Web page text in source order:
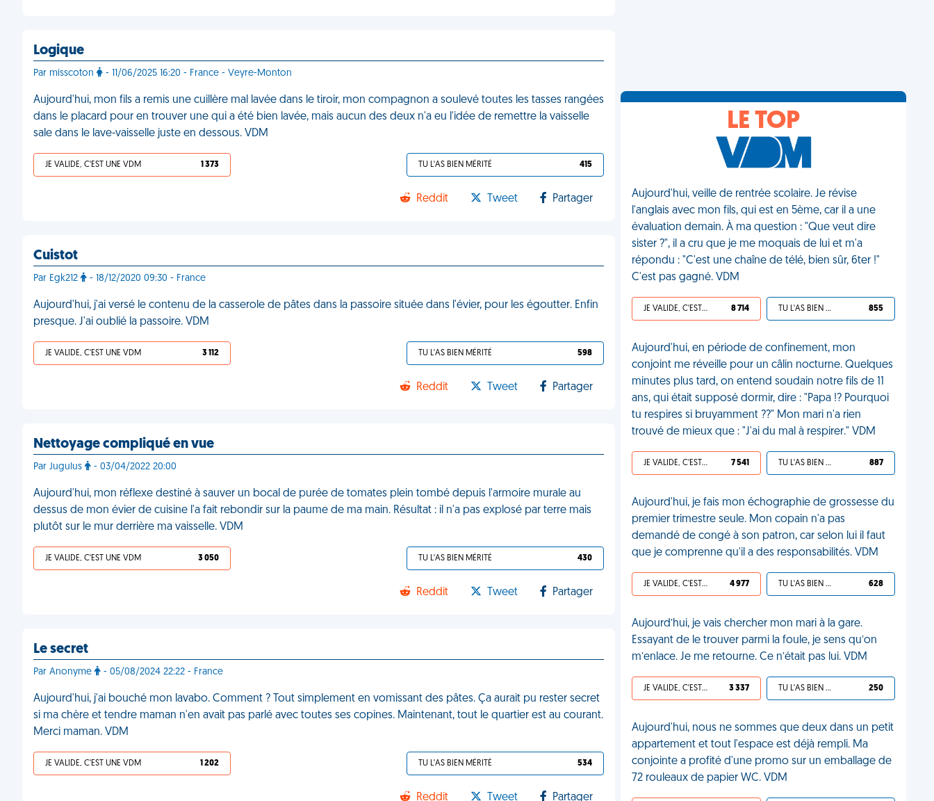
Logique
Par misscoton - 11/06/2025 16:20 - France - Veyre-Monton
Aujourd'hui, mon fils a remis une cuillère mal lavée dans le tiroir, mon compagnon a soulevé toutes les tasses rangées
dans le placard pour en trouver une qui a été bien lavée, mais aucun des deux n'a eu l'idée de remettre la vaisselle
sale dans le lave-vaisselle juste en dessous. VDM
JE VALIDE, C'EST UNE VDM 1 373 TU L'AS BIEN MÉRITÉ 415
Reddit Tweet Partager
Cuistot
Par Egk212 - 18/12/2020 09:30 - France
Aujourd'hui, j'ai versé le contenu de la casserole de pâtes dans la passoire située dans l'évier, pour les égoutter. Enfin
presque. J'ai oublié la passoire. VDM
JE VALIDE, C'EST UNE VDM 3 112 TU L'AS BIEN MÉRITÉ 598
Reddit Tweet Partager
Nettoyage compliqué en vue
Par Jugulus - 03/04/2022 20:00
Aujourd'hui, mon réflexe destiné à sauver un bocal de purée de tomates plein tombé depuis l'armoire murale au
dessus de mon évier de cuisine l'a fait rebondir sur la paume de ma main. Résultat : il n'a pas explosé par terre mais
plutôt sur le mur derrière ma vaisselle. VDM
JE VALIDE, C'EST UNE VDM 3 050 TU L'AS BIEN MÉRITÉ 430
Reddit Tweet Partager
Le secret
Par Anonyme - 05/08/2024 22:22 - France
Aujourd'hui, j'ai bouché mon lavabo. Comment ? Tout simplement en vomissant des pâtes. Ça aurait pu rester secret
si ma chère et tendre maman n'en avait pas parlé avec toutes ses copines. Maintenant, tout le quartier est au courant.
Merci maman. VDM
JE VALIDE, C'EST UNE VDM 1 202 TU L'AS BIEN MÉRITÉ 534
Reddit Tweet Partager
LE TOP
Aujourd'hui, veille de rentrée scolaire. Je révise
l'anglais avec mon fils, qui est en 5ème, car il a une
évaluation demain. À ma question : "Que veut dire
sister ?", il a cru que je me moquais de lui et m'a
répondu : "C'est une chaîne de télé, bien sûr, 6ter !"
C'est pas gagné. VDM
JE VALIDE, C'EST UNE VDM 8 714 TU L'AS BIEN MÉRITÉ 855
Aujourd'hui, en période de confinement, mon
conjoint me réveille pour un câlin nocturne. Quelques
minutes plus tard, on entend soudain notre fils de 11
ans, qui était supposé dormir, dire : "Papa !? Pourquoi
tu respires si bruyamment ??" Mon mari n'a rien
trouvé de mieux que : "J'ai du mal à respirer." VDM
JE VALIDE, C'EST UNE VDM 7 541 TU L'AS BIEN MÉRITÉ 887
Aujourd'hui, je fais mon échographie de grossesse du
premier trimestre seule. Mon copain n'a pas
demandé de congé à son patron, car selon lui il faut
que je comprenne qu'il a des responsabilités. VDM
JE VALIDE, C'EST UNE VDM 4 977 TU L'AS BIEN MÉRITÉ 628
Aujourd’hui, je vais chercher mon mari à la gare.
Essayant de le trouver parmi la foule, je sens qu’on
m’enlace. Je me retourne. Ce n’était pas lui. VDM
JE VALIDE, C'EST UNE VDM 3 337 TU L'AS BIEN MÉRITÉ 250
Aujourd'hui, nous ne sommes que deux dans un petit
appartement et tout l'espace est déjà rempli. Ma
conjointe a profité d'une promo sur un emballage de
72 rouleaux de papier WC. VDM